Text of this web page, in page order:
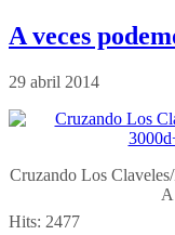
A veces
29 abril 2014
Cruzando Los
A
Hits: 2477